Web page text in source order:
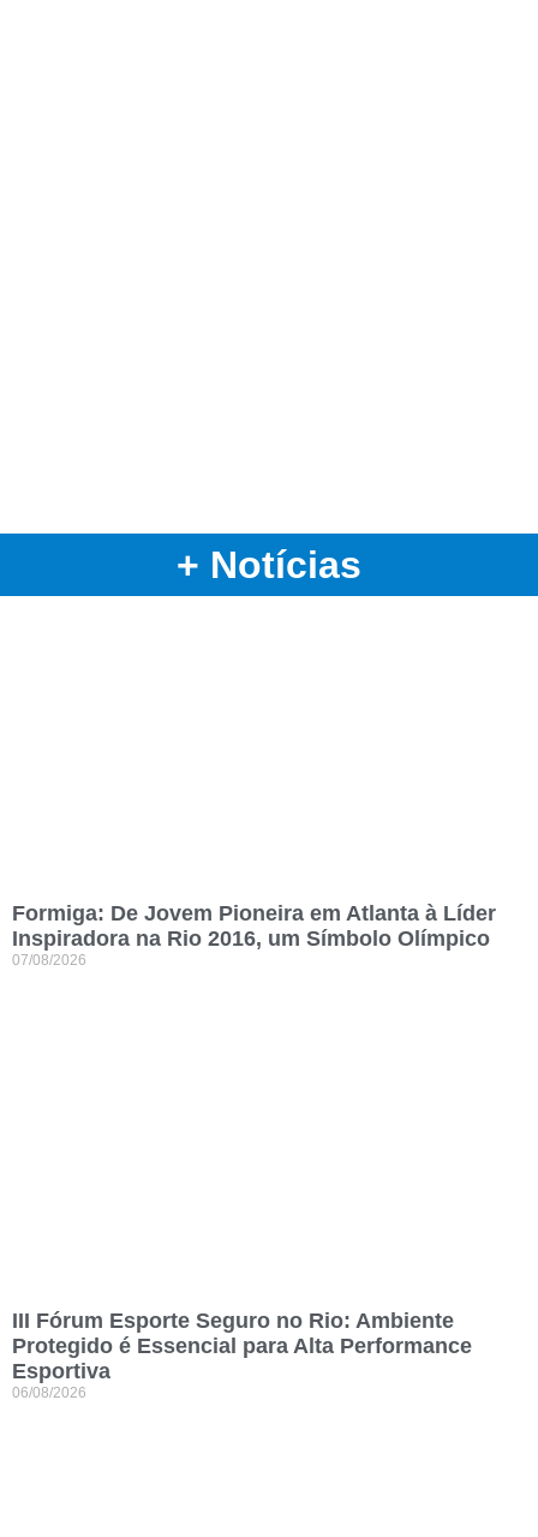
+ Notícias
Formiga: De Jovem Pioneira em Atlanta à Líder
Inspiradora na Rio 2016, um Símbolo Olímpico
07/08/2026
III Fórum Esporte Seguro no Rio: Ambiente
Protegido é Essencial para Alta Performance
Esportiva
06/08/2026